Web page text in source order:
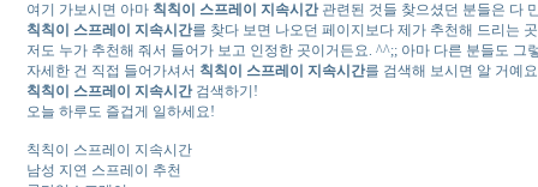
여기 가보시면 아마 칙칙이 스프레이 지속시간관련된 것들 찾으셨던 분들은 다
칙칙이 스프레이 지속시간를 찾다 보면 나오던 페이지보다 제가 추천해 드리는
저도 누가 추천해 줘서 들어가 보고 인정한 곳이거든요. ^^;; 아마 다른 분들도 그
자세한 건 직접 들어가셔서 칙칙이 스프레이 지속시간를 검색해 보시면 알 거예
칙칙이 스프레이 지속시간검색하기!
오늘 하루도 즐겁게 일하세요!
칙칙이 스프레이 지속시간
남성 지연 스프레이 추천